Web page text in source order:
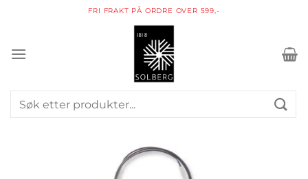
FRI FRAKT PÅ ORDRE OVER 599,-
Søk
etter: